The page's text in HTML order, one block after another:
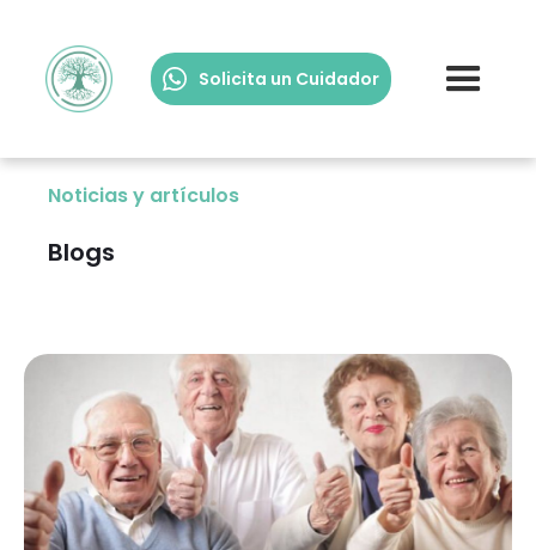
Solicita un Cuidador
Noticias y artículos
Blogs